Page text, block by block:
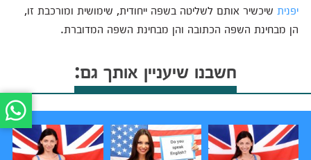
יפניתשיכשיר אותם לשליטה בשפה ייחודית, שימושית ומורכבת זו,
הן מבחינת השפה הכתובה והן מבחינת השפה המדוברת.
חשבנו שיעניין אותך גם: